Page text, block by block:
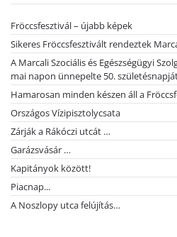
Fröccsfesztivál – újabb képek
Sikeres Fröccsfesztivált rendeztek
A Marcali Szociális és Egészségügyi
mai napon ünnepelte 50.
Hamarosan minden készen áll a
Országos Vízipisztolycsata
Zárják a Rákóczi utcát …
Garázsvásár …
Kapitányok között!
Piacnap...
A Noszlopy utca felújítás…